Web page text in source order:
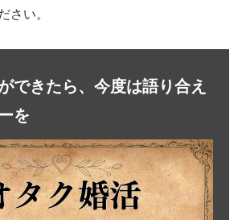
さい。
できたら、今度は語り合え
を